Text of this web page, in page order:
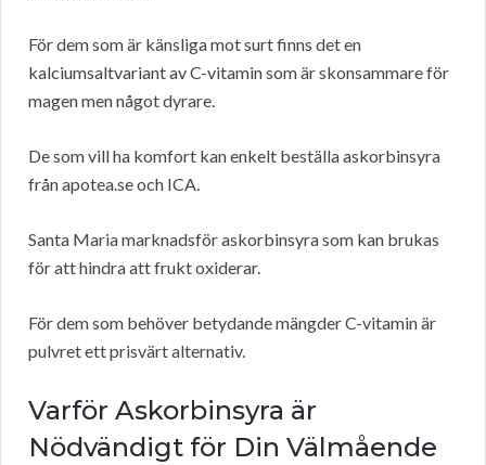
För dem som är känsliga mot surt finns det en
kalciumsaltvariant av C-vitamin som är skonsammare för
magen men något dyrare.
De som vill ha komfort kan enkelt beställa askorbinsyra
från apotea.se och ICA.
Santa Maria marknadsför askorbinsyra som kan brukas
för att hindra att frukt oxiderar.
För dem som behöver betydande mängder C-vitamin är
pulvret ett prisvärt alternativ.
Varför Askorbinsyra är
Nödvändigt för Din Välmående